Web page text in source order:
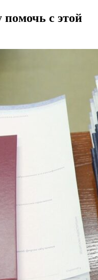
с этой